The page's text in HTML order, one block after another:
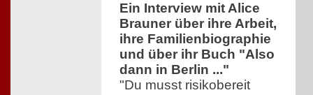
Ein Interview mit Alice
Brauner über ihre Arbeit,
ihre Familienbiographie
und über ihr Buch "Also
dann in Berlin ..."
"Du musst risikobereit